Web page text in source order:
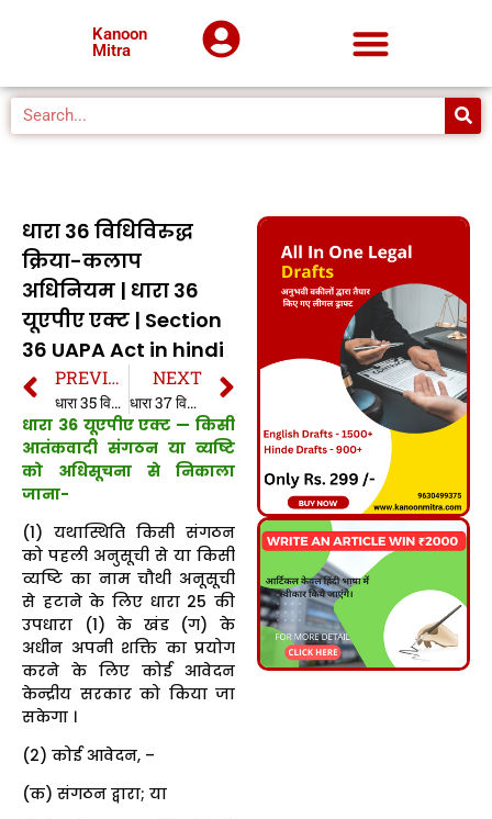
Kanoon
Mitra
धारा 36 विधिविरुद्ध
क्रिया-कलाप
अधिनियम | धारा 36
यूएपीए एक्ट | Section
36 UAPA Act in hindi
PREVIOUS
धारा 35 विधिविरुद्ध क्रिया-कलाप अधिनियम | धारा 35 यूएपीए एक्ट | Section 35 UAPA Act in hindi
NEXT
धारा 37 विधिविरुद्ध क्रिया-कलाप अधिनियम | धारा 37 यूएपीए एक्ट | Section 37 UAPA Act in hindi
धारा 36 यूएपीए एक्ट — किसी
आतंकवादी संगठन या व्यष्टि
को अधिसूचना से निकाला
जाना-
(1) यथास्थिति किसी संगठन
को पहली अनुसूची से या किसी
व्यष्टि का नाम चौथी अनूसूची
से हटाने के लिए धारा 25 की
उपधारा (1) के खंड (ग) के
अधीन अपनी शक्ति का प्रयोग
करने के लिए कोई आवेदन
केन्द्रीय सरकार को किया जा
सकेगा ।
(2) कोई आवेदन, –
(क) संगठन द्वारा; या